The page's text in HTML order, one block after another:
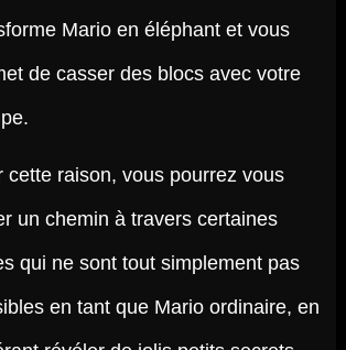
Mario en éléphant et vous
de casser des blocs avec votre
cette raison, vous pourrez vous
un chemin à travers certaines
qui ne sont tout simplement pas
en tant que Mario ordinaire, en